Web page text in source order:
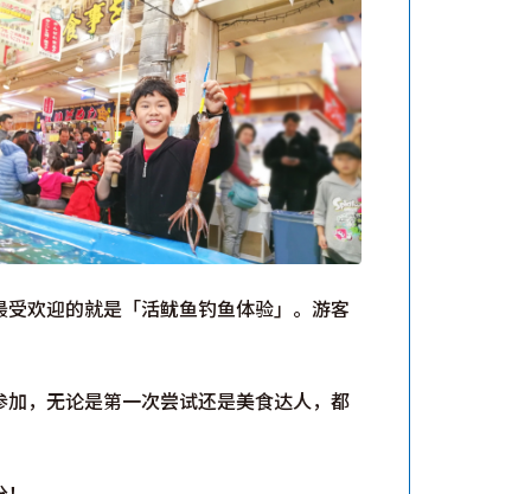
欢迎的就是「活鱿鱼钓鱼体验」。游客
，无论是第一次尝试还是美食达人，都